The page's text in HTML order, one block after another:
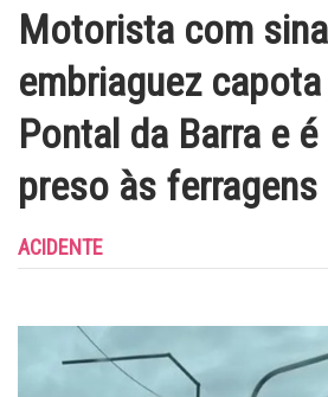
Motorista com
embriaguez
Pontal da Barra e
preso às ferragens
ACIDENTE